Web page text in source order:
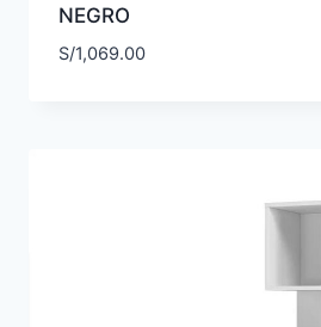
NEGRO
S/1,069.00